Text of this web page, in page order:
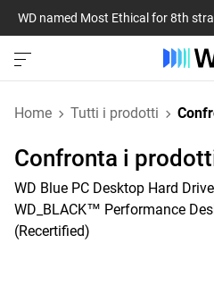
WD named Most Ethical for 8th
Home Tutti i prodotti
Confronta i
WD Blue PC Desktop Hard
WD_BLACK™ Performance
(Recertified)